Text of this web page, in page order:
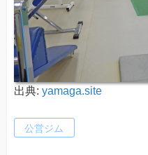
出典: yamaga.site
公営ジム